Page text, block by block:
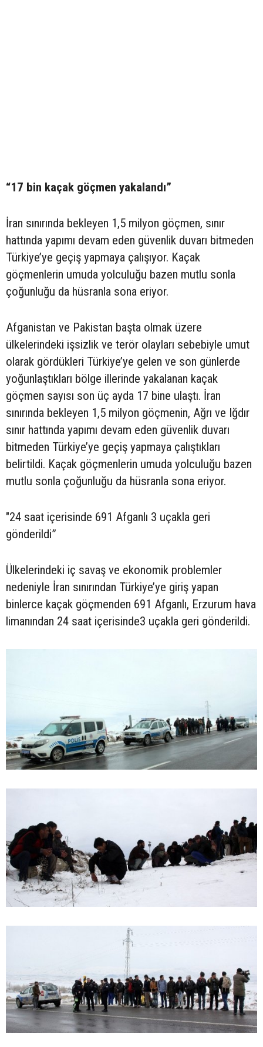
“17 bin kaçak göçmen yakalandı”
İran sınırında bekleyen 1,5 milyon göçmen, sınır
hattında yapımı devam eden güvenlik duvarı bitmeden
Türkiye’ye geçiş yapmaya çalışıyor. Kaçak
göçmenlerin umuda yolculuğu bazen mutlu sonla
çoğunluğu da hüsranla sona eriyor.
Afganistan ve Pakistan başta olmak üzere
ülkelerindeki işsizlik ve terör olayları sebebiyle umut
olarak gördükleri Türkiye’ye gelen ve son günlerde
yoğunlaştıkları bölge illerinde yakalanan kaçak
göçmen sayısı son üç ayda 17 bine ulaştı. İran
sınırında bekleyen 1,5 milyon göçmenin, Ağrı ve Iğdır
sınır hattında yapımı devam eden güvenlik duvarı
bitmeden Türkiye’ye geçiş yapmaya çalıştıkları
belirtildi. Kaçak göçmenlerin umuda yolculuğu bazen
mutlu sonla çoğunluğu da hüsranla sona eriyor.
"24 saat içerisinde 691 Afganlı 3 uçakla geri
gönderildi”
Ülkelerindeki iç savaş ve ekonomik problemler
nedeniyle İran sınırından Türkiye’ye giriş yapan
binlerce kaçak göçmenden 691 Afganlı, Erzurum hava
limanından 24 saat içerisinde3 uçakla geri gönderildi.